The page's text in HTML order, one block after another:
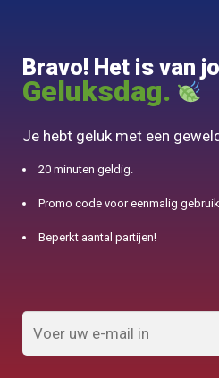
10% aangeboden voor 50€
Bravo! Het is van
Geluksdag.
Je hebt geluk met een
20 minuten geldig.
Promo code voor eenmalig gebruik.
Beperkt aantal partijen!